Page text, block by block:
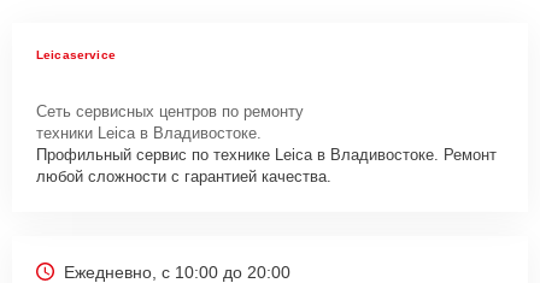
Leicaservice
Сеть сервисных центров по ремонту
техники Leica в Владивостоке.
Профильный сервис по технике Leica в Владивостоке. Ремонт
любой сложности с гарантией качества.
Ежедневно, с 10:00 до 20:00